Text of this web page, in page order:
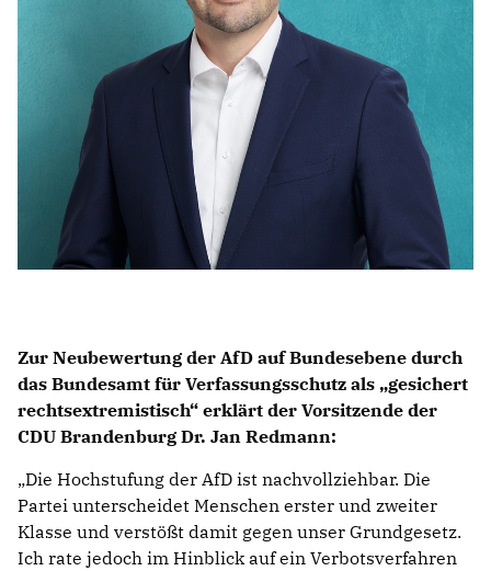
NEWSLETTER ABONNIEREN
BILDER
PROGRAMME
WICHTIGE BESCHLÜSSE DER CDU BRANDENBURG
75 JAHRE CDU BRANDENBURG
PRESSE
SPENDEN
Mitglied werden
Zur Neubewertung der AfD auf Bundesebene durch
das Bundesamt für Verfassungsschutz als „gesichert
rechtsextremistisch“ erklärt der Vorsitzende der
CDU Brandenburg Dr. Jan Redmann:
Die Hochstufung der AfD ist nachvollziehbar. Die
Partei unterscheidet Menschen erster und zweiter
Klasse und verstößt damit gegen unser Grundgesetz.
Ich rate jedoch im Hinblick auf ein Verbotsverfahren